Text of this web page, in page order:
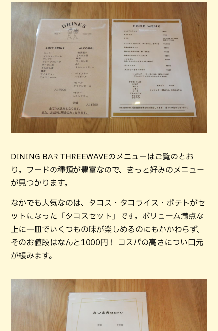
DINING BAR THREEWAVEのメニューはご覧のとお
り。フードの種類が豊富なので、きっと好みのメニュー
が見つかります。
なかでも人気なのは、タコス・タコライス・ポテトがセ
ットになった「タコスセット」です。ボリューム満点な
上に一皿でいくつもの味が楽しめるのにもかかわらず、
そのお値段はなんと1000円！ コスパの高さについ口元
が緩みます。